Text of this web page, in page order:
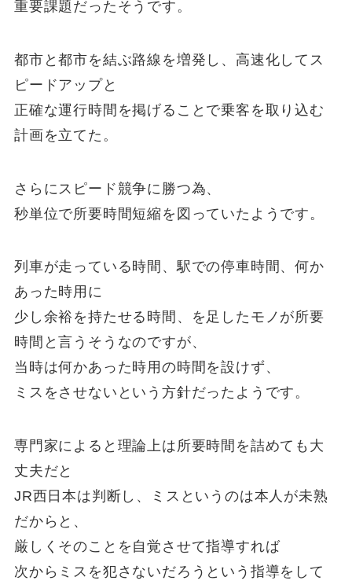
重要課題だったそうです。
都市と都市を結ぶ路線を増発し、高速化してス
ピードアップと
正確な運行時間を掲げることで乗客を取り込む
計画を立てた。
さらにスピード競争に勝つ為、
秒単位で所要時間短縮を図っていたようです。
列車が走っている時間、駅での停車時間、何か
あった時用に
少し余裕を持たせる時間、を足したモノが所要
時間と言うそうなのですが、
当時は何かあった時用の時間を設けず、
ミスをさせないという方針だったようです。
専門家によると理論上は所要時間を詰めても大
丈夫だと
JR西日本は判断し、ミスというのは本人が未熟
だからと、
厳しくそのことを自覚させて指導すれば
次からミスを犯さないだろうという指導をして